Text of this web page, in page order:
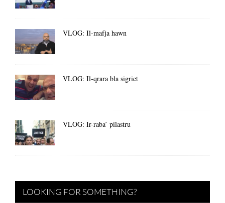
VLOG: Il-mafja hawn
VLOG: Il-qrara bla sigriet
VLOG: Ir-raba’ pilastru
LOOKING FOR SOMETHING?